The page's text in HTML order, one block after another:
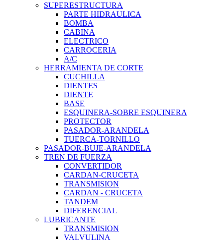
SUPERESTRUCTURA
PARTE HIDRAULICA
BOMBA
CABINA
ELECTRICO
CARROCERIA
A/C
HERRAMIENTA DE CORTE
CUCHILLA
DIENTES
DIENTE
BASE
ESQUINERA-SOBRE ESQUINERA
PROTECTOR
PASADOR-ARANDELA
TUERCA-TORNILLO
PASADOR-BUJE-ARANDELA
TREN DE FUERZA
CONVERTIDOR
CARDAN-CRUCETA
TRANSMISION
CARDAN - CRUCETA
TANDEM
DIFERENCIAL
LUBRICANTE
TRANSMISION
VALVULINA